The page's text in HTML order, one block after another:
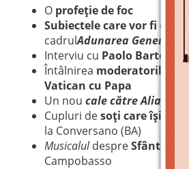
O profeție de foc
Subiectele care vor fi
cadrulAdunarea Generală
Interviu cu Paolo
Întâlnirea moderatorilor
Vatican cu Papa
Un nou cale către Alianță
Cupluri desoți care își
la Conversano (BA)
MusicaluldespreSfânta
Campobasso
Sostieni la Comunità
Fai una donazione sul
bancario
IBAN:
(clicca per copiare)